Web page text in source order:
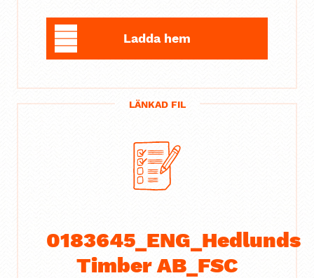
Ladda hem
LÄNKAD FIL
0183645_ENG_Hedlunds
Timber AB_FSC